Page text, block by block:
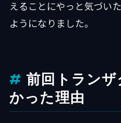
えることにやっと気づい
ようになりました。
前回トラン
かった理由